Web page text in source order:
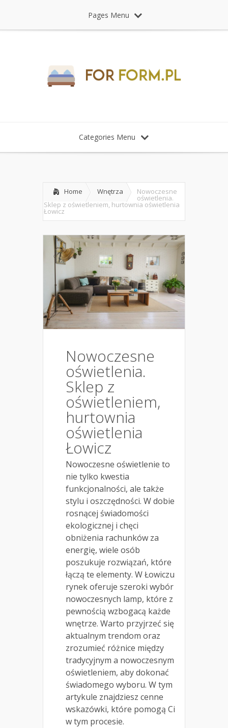
Pages Menu
Categories Menu
Home Wnętrza Nowoczesne
oświetlenia.
Sklep z oświetleniem, hurtownia oświetlenia
Łowicz
Nowoczesne
oświetlenia.
Sklep z
oświetleniem,
hurtownia
oświetlenia
Łowicz
Nowoczesne oświetlenie to
nie tylko kwestia
funkcjonalności, ale także
stylu i oszczędności. W dobie
rosnącej świadomości
ekologicznej i chęci
obniżenia rachunków za
energię, wiele osób
poszukuje rozwiązań, które
łączą te elementy. W Łowiczu
rynek oferuje szeroki wybór
nowoczesnych lamp, które z
pewnością wzbogacą każde
wnętrze. Warto przyjrzeć się
aktualnym trendom oraz
zrozumieć różnice między
tradycyjnym a nowoczesnym
oświetleniem, aby dokonać
świadomego wyboru. W tym
artykule znajdziesz cenne
wskazówki, które pomogą Ci
w tym procesie.